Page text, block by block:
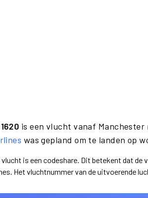
is een vlucht vanaf
was gepland om te landen op
is een codeshare. Dit betekent dat
Het vluchtnummer van de uitvoerende